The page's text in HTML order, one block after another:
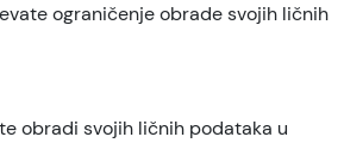
ograničenje obrade svojih ličnih
obradi svojih ličnih podataka u